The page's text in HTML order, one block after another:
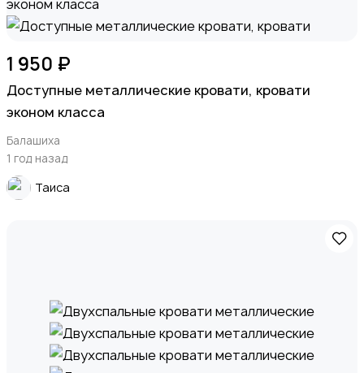
1 950 ₽
Доступные металлические кровати, кровати
эконом класса
Балашиха
1 год назад
Таиса